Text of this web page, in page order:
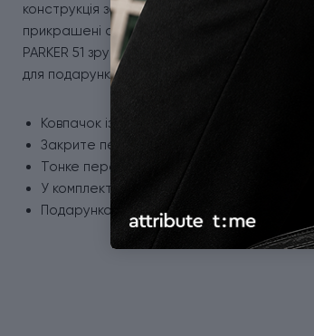
конструкція захищає від висихання та
прикрашені оздобленням із паладію, а
PARKER 51 зручна та універсальна у
для подарунка.
Ковпачок із фіксацією на різьбу.
Закрите перо з неіржавної сталі.
Тонке перо - розмір F.
У комплект входить чорнильний
Подарунковий футляр.